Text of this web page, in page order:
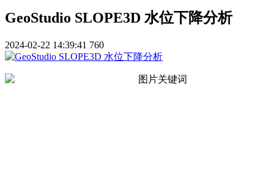
GeoStudio SLOPE3D 水位下降分析
2024-02-22 14:39:41 760